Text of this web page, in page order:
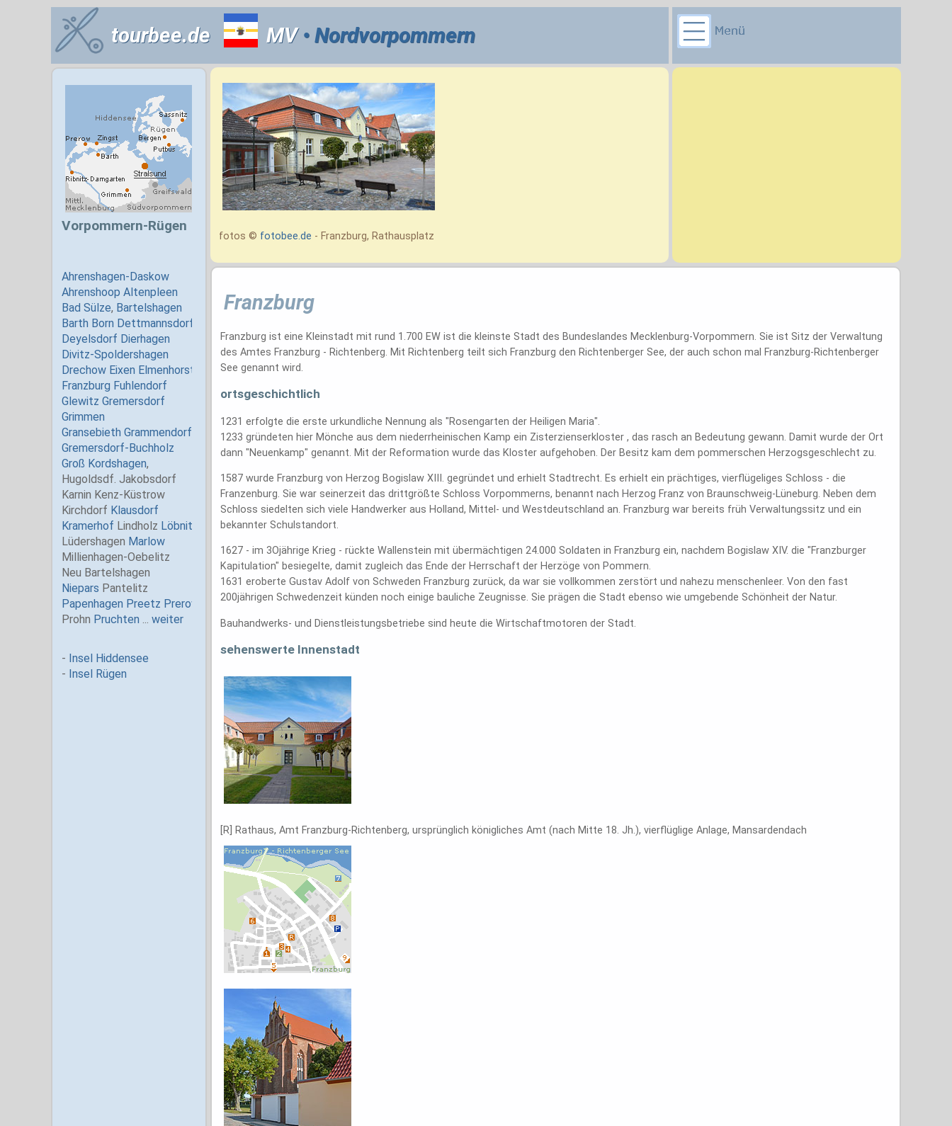
tourbee.de MV• Nordvorpommern
fotos © fotobee.de - Franzburg, Rathausplatz
Franzburg
Franzburg ist eine Kleinstadt mit rund 1.700 EW ist die kleinste Stadt des Bundeslandes Mecklenburg-Vorpommern. Sie ist Sitz der Verwaltung
des Amtes Franzburg - Richtenberg. Mit Richtenberg teilt sich Franzburg den Richtenberger See, der auch schon mal Franzburg-Richtenberger
See genannt wird.
ortsgeschichtlich
1231 erfolgte die erste urkundliche Nennung als "Rosengarten der Heiligen Maria".
1233 gründeten hier Mönche aus dem niederrheinischen Kamp ein Zisterzienserkloster , das rasch an Bedeutung gewann. Damit wurde der Ort
dann "Neuenkamp" genannt. Mit der Reformation wurde das Kloster aufgehoben. Der Besitz kam dem pommerschen Herzogsgeschlecht zu.
1587 wurde Franzburg von Herzog Bogislaw XIII. gegründet und erhielt Stadtrecht. Es erhielt ein prächtiges, vierflügeliges Schloss - die
Franzenburg. Sie war seinerzeit das drittgrößte Schloss Vorpommerns, benannt nach Herzog Franz von Braunschweig-Lüneburg. Neben dem
Schloss siedelten sich viele Handwerker aus Holland, Mittel- und Westdeutschland an. Franzburg war bereits früh Verwaltungssitz und ein
bekannter Schulstandort.
1627 - im 3Ojährige Krieg - rückte Wallenstein mit übermächtigen 24.000 Soldaten in Franzburg ein, nachdem Bogislaw XIV. die "Franzburger
Kapitulation" besiegelte, damit zugleich das Ende der Herrschaft der Herzöge von Pommern.
1631 eroberte Gustav Adolf von Schweden Franzburg zurück, da war sie vollkommen zerstört und nahezu menschenleer. Von den fast
200jährigen Schwedenzeit künden noch einige bauliche Zeugnisse. Sie prägen die Stadt ebenso wie umgebende Schönheit der Natur.
Bauhandwerks- und Dienstleistungsbetriebe sind heute die Wirtschaftmotoren der Stadt.
sehenswerte Innenstadt
[R] Rathaus, Amt Franzburg-Richtenberg, ursprünglich königliches Amt (nach Mitte 18. Jh.), vierflüglige Anlage, Mansardendach